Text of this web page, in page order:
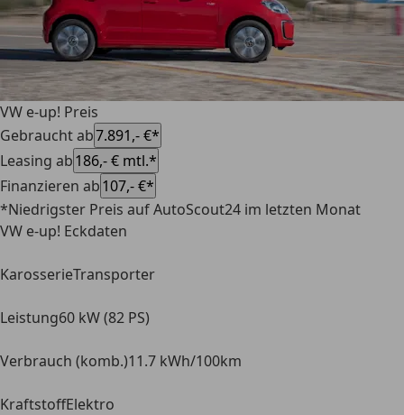
VW e-up! Preis
Gebraucht ab7.891,- €*
Leasing ab186,- € mtl.*
Finanzieren ab107,- €*
*Niedrigster Preis auf AutoScout24 im letzten Monat
VW e-up! Eckdaten
KarosserieTransporter
Leistung60 kW (82 PS)
Verbrauch (komb.)11.7 kWh/100km
KraftstoffElektro